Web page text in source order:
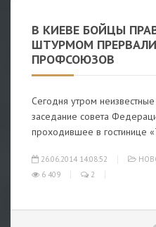
В КИЕВЕ БОЙЦЫ
ШТУРМОМ
ПРОФСОЮЗОВ
Сегодня утром
заседание совета
проходившее в гостинице
26.06.2014 14:08:52
6 409
2